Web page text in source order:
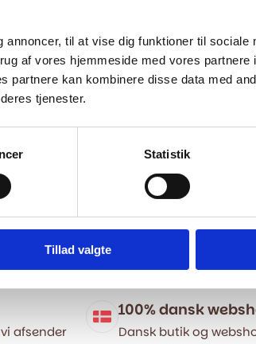
til at vise dig funktioner til sociale
af vores hjemmeside med vores partnere
partnere kan kombinere disse data med
tjenester.
Statistik
Tillad valgte
vi afsender
100% dansk
Dansk butik og